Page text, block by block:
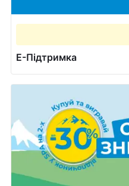
Е-Підтримка